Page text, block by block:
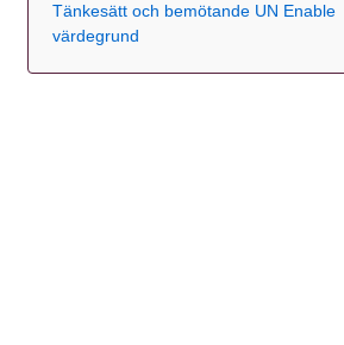
Tänkesätt och bemötande UN Enable
värdegrund